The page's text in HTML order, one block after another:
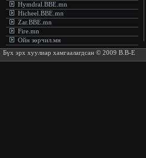
Hymdral.BBE.mn
Hicheel.BBE.mn
Zar.BBE.mn
Fire.mn
Ойн зөрчил.мн
Бүх эрх хуулиар хамгаалагдсан © 2009 B.B-E